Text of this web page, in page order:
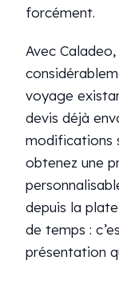
forcément.
Avec
voyage
devis déjà
modifications
obtenez une
depuis la
de temps :
présentation